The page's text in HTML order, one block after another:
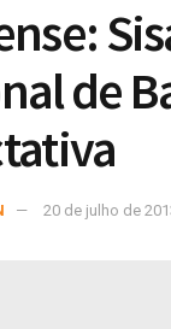
de
20 de julho de